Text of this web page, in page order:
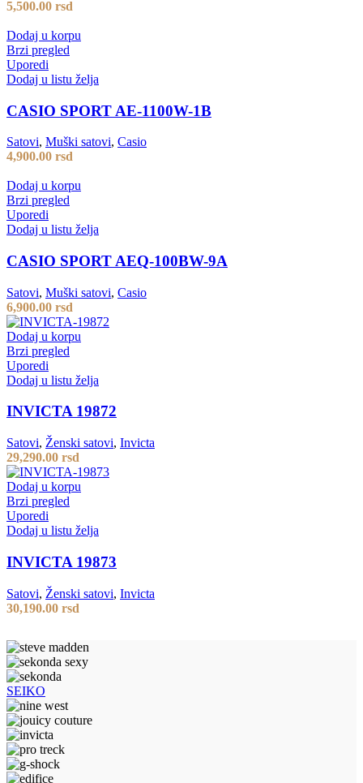
5,500.00 rsd
Dodaj u korpu
Brzi pregled
Uporedi
Dodaj u listu želja
CASIO SPORT AE-1100W-1B
Satovi, Muški satovi, Casio
4,900.00 rsd
Dodaj u korpu
Brzi pregled
Uporedi
Dodaj u listu želja
CASIO SPORT AEQ-100BW-9A
Satovi, Muški satovi, Casio
6,900.00 rsd
Dodaj u korpu
Brzi pregled
Uporedi
Dodaj u listu želja
INVICTA 19872
Satovi, Ženski satovi, Invicta
29,290.00 rsd
Dodaj u korpu
Brzi pregled
Uporedi
Dodaj u listu želja
INVICTA 19873
Satovi, Ženski satovi, Invicta
30,190.00 rsd
SEIKO